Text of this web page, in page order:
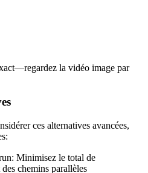
la vidéo image par
ces alternatives avancées,
Minimisez le total de
chemins parallèles